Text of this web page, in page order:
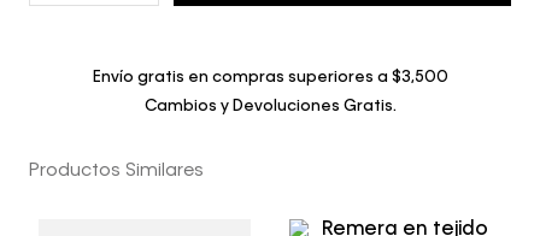
Envío gratis en compras superiores a $3,500
Cambios y Devoluciones Gratis.
Productos Similares